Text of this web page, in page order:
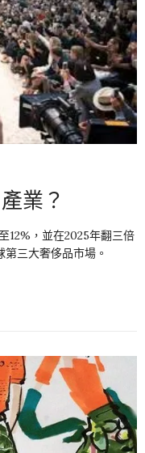
業？
12%，並在2025年翻三倍
三大奢侈品市場。